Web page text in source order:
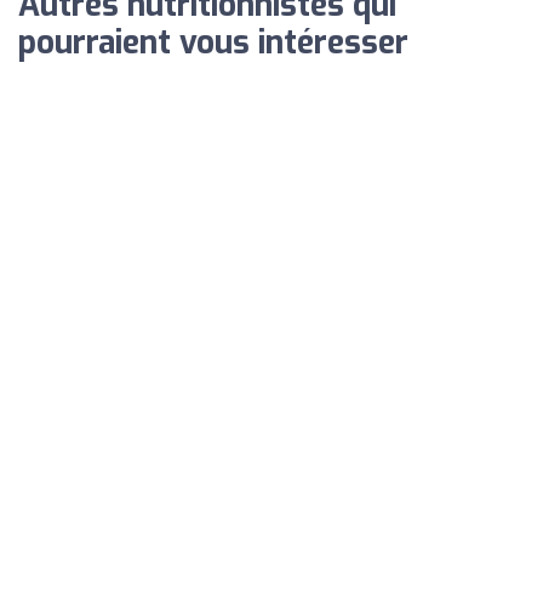
pourraient vous intéresser